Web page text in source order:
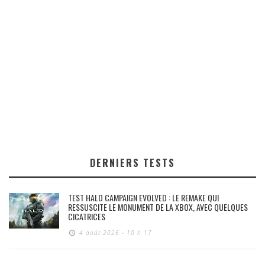
DERNIERS TESTS
TEST HALO CAMPAIGN EVOLVED : LE REMAKE QUI
RESSUSCITE LE MONUMENT DE LA XBOX, AVEC QUELQUES
CICATRICES
4 août 2026 - 10 h 17